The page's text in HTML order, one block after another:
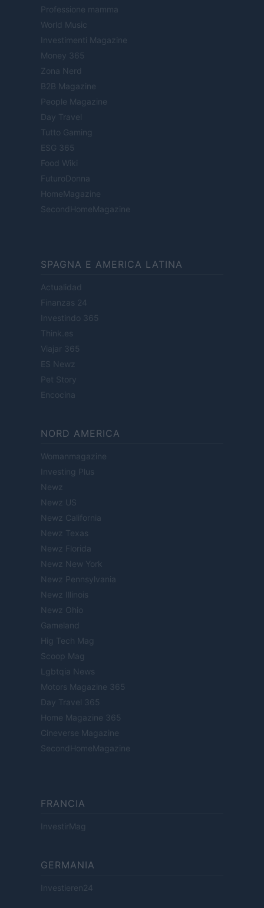
Professione mamma
World Music
Investimenti Magazine
Money 365
Zona Nerd
B2B Magazine
People Magazine
Day Travel
Tutto Gaming
ESG 365
Food Wiki
FuturoDonna
HomeMagazine
SecondHomeMagazine
SPAGNA E AMERICA LATINA
Actualidad
Finanzas 24
Investindo 365
Think.es
Viajar 365
ES Newz
Pet Story
Encocina
NORD AMERICA
Womanmagazine
Investing Plus
Newz
Newz US
Newz California
Newz Texas
Newz Florida
Newz New York
Newz Pennsylvania
Newz Illinois
Newz Ohio
Gameland
Hig Tech Mag
Scoop Mag
Lgbtqia News
Motors Magazine 365
Day Travel 365
Home Magazine 365
Cineverse Magazine
SecondHomeMagazine
FRANCIA
InvestirMag
GERMANIA
Investieren24